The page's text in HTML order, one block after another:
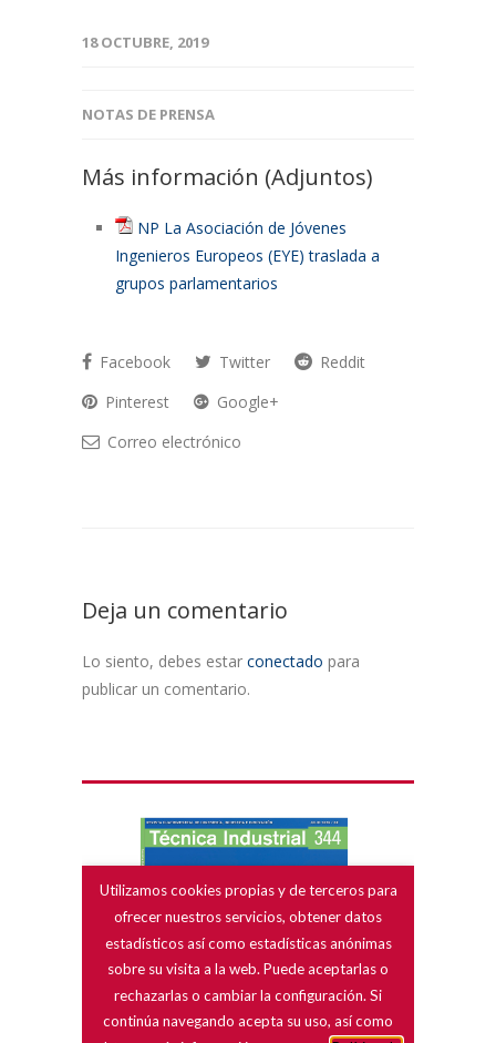
18 OCTUBRE, 2019
NOTAS DE PRENSA
Más información (Adjuntos)
NP La Asociación de Jóvenes
Ingenieros Europeos (EYE) traslada a
grupos parlamentarios
Facebook Twitter
Reddit
Pinterest
Google+
Correo electrónico
Deja un comentario
Lo siento, debes estar conectado para
publicar un comentario.